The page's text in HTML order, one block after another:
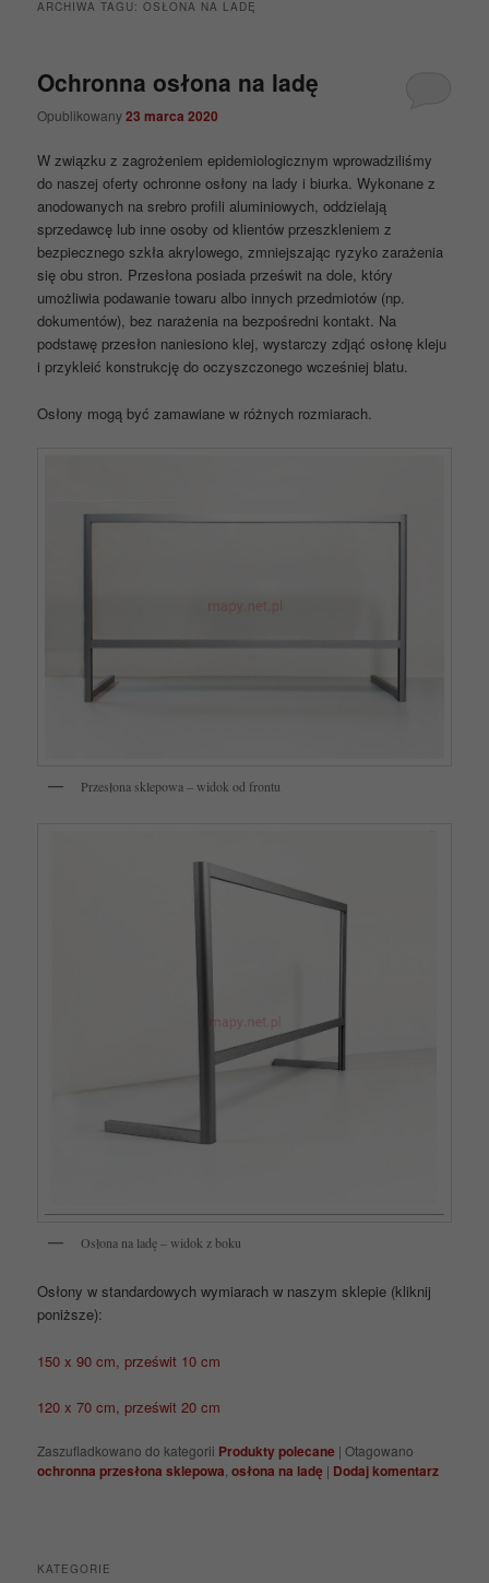
ARCHIWA TAGU:OSŁONA NA LADĘ
Ochronna osłona na ladę
Opublikowany23 marca 2020
W związku z zagrożeniem epidemiologicznym wprowadziliśmy
do naszej oferty ochronne osłony na lady i biurka. Wykonane z
anodowanych na srebro profili aluminiowych, oddzielają
sprzedawcę lub inne osoby od klientów przeszkleniem z
bezpiecznego szkła akrylowego, zmniejszając ryzyko zarażenia
się obu stron. Przesłona posiada prześwit na dole, który
umożliwia podawanie towaru albo innych przedmiotów (np.
dokumentów), bez narażenia na bezpośredni kontakt. Na
podstawę przesłon naniesiono klej, wystarczy zdjąć osłonę kleju
i przykleić konstrukcję do oczyszczonego wcześniej blatu.
Osłony mogą być zamawiane w różnych rozmiarach.
Przesłona sklepowa – widok od frontu
Osłona na ladę – widok z boku
Osłony w standardowych wymiarach w naszym sklepie (kliknij
poniższe):
150 x 90 cm, prześwit 10 cm
120 x 70 cm, prześwit 20 cm
Zaszufladkowano do kategorii Produkty polecane |Otagowano
ochronna przesłona sklepowa ,osłona na ladę | Dodaj komentarz
KATEGORIE